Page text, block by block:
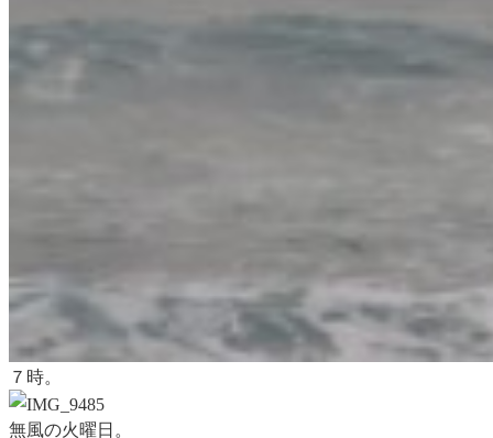
７時。
無風の火曜日。